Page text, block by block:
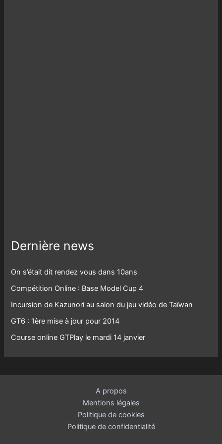
Dernière news
On s’était dit rendez vous dans 10ans
Compétition Online : Base Model Cup 4
Incursion de Kazunori au salon du jeu vidéo de Taïwan
GT6 : 1ère mise à jour pour 2014
Course online GTPlay le mardi 14 janvier
A propos
Mentions légales
Politique de cookies
Politique de confidentialité